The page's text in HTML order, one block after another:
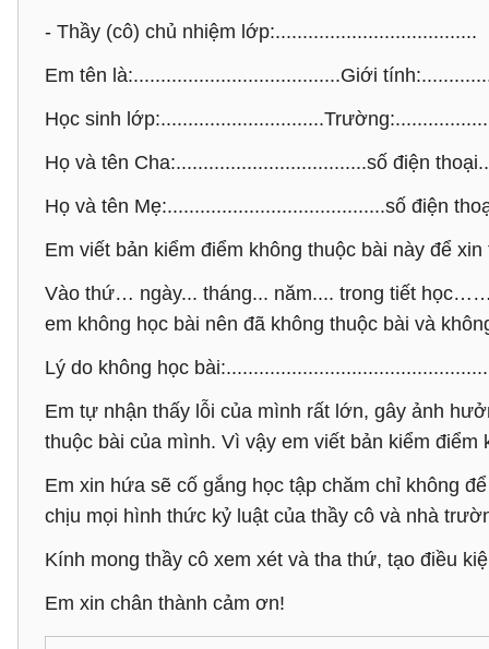
- Thầy (cô) chủ nhiệm lớp:.....................................
Em tên là:......................................Giới
Học sinh
Họ và tên Cha:...................................số điện
Họ và tên Mẹ:........................................số điện
Em viết bản kiểm điểm không thuộc bài này để
Vào thứ… ngày... tháng... năm.... trong tiết
em không học bài nên đã không thuộc bài và
Lý do không học
Em tự nhận thấy lỗi của mình rất lớn, gây ảnh
thuộc bài của mình. Vì vậy em viết bản kiểm
Em xin hứa sẽ cố gắng học tập chăm chỉ không
chịu mọi hình thức kỷ luật của thầy cô và nhà
Kính mong thầy cô xem xét và tha thứ, tạo điều
Em xin chân thành cảm ơn!